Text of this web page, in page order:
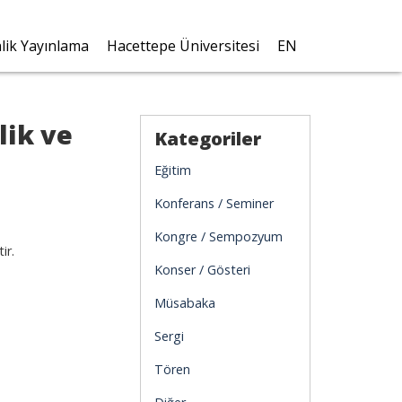
Yayınlama Hacettepe Üniversitesi EN
ve
Kategoriler
Eğitim
Konferans / Seminer
Kongre / Sempozyum
Konser / Gösteri
Müsabaka
Sergi
Tören